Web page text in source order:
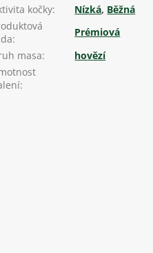
kočky: Nízká, Běžná
:
Prémiová
masa:
hovězí
: